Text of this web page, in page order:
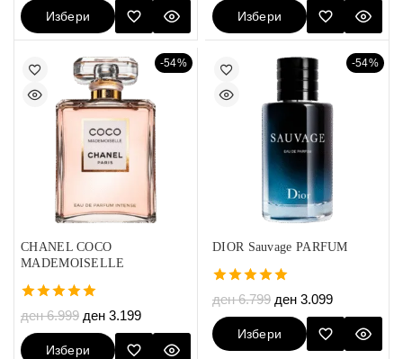
Избери
Опции
Избери
Опции
-54%
CHANEL COCO
MADEMOISELLE
5.00
out of 5
ден6.999 ден 3.199
Избери
-54%
DIOR Sauvage PARFUM
5.00
out of 5
ден6.799 ден 3.099
Избери